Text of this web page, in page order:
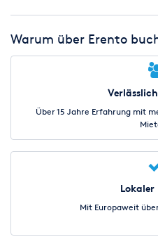
Warum über Erento
Über 15 Jahre Erfahrung mit
Lokaler
Mit Europaweit